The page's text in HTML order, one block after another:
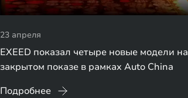
23 апреля
EXEED показал четыре новые модели на
закрытом показе в рамках Auto China
Подробнее